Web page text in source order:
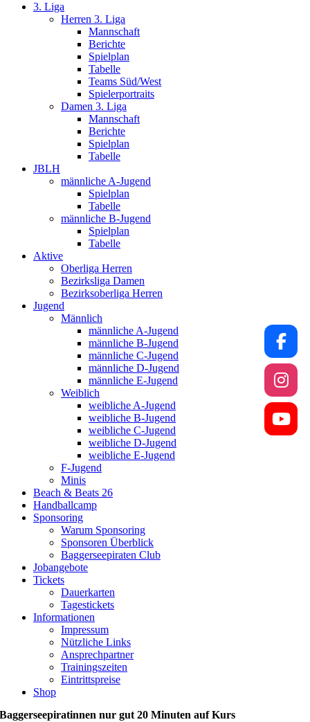
3. Liga
Herren 3. Liga
Mannschaft
Berichte
Spielplan
Tabelle
Teams Süd/West
Spielerportraits
Damen 3. Liga
Mannschaft
Berichte
Spielplan
Tabelle
JBLH
männliche A-Jugend
Spielplan
Tabelle
männliche B-Jugend
Spielplan
Tabelle
Aktive
Oberliga Herren
Bezirksliga Damen
Bezirksoberliga Herren
Jugend
Männlich
männliche A-Jugend
männliche B-Jugend
männliche C-Jugend
männliche D-Jugend
männliche E-Jugend
Weiblich
weibliche A-Jugend
weibliche B-Jugend
weibliche C-Jugend
weibliche D-Jugend
weibliche E-Jugend
F-Jugend
Minis
Beach & Beats 26
Handballcamp
Sponsoring
Warum Sponsoring
Sponsoren Überblick
Baggerseepiraten Club
Jobangebote
Tickets
Dauerkarten
Tagestickets
Informationen
Impressum
Nützliche Links
Ansprechpartner
Trainingszeiten
Eintrittspreise
Shop
Baggerseepiratinnen nur gut 20 Minuten auf Kurs